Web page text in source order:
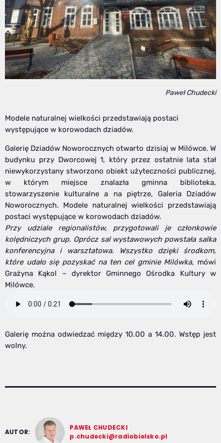
Paweł Chudecki
Modele naturalnej wielkości przedstawiają postaci
występujące w korowodach dziadów.
Galerię Dziadów Noworocznych otwarto dzisiaj w Milówce. W
budynku przy Dworcowej 1, który przez ostatnie lata stał
niewykorzystany stworzono obiekt użyteczności publicznej,
w którym miejsce znalazła gminna biblioteka,
stowarzyszenie kulturalne a na piętrze, Galeria Dziadów
Noworocznych. Modele naturalnej wielkości przedstawiają
postaci występujące w korowodach dziadów.
Przy udziale regionalistów, przygotowali je członkowie
kolędniczych grup. Oprócz sal wystawowych powstała salka
konferencyjna i warsztatowa. Wszystko dzięki środkom,
które udało się pozyskać na ten cel gminie Milówka, mówi
Grażyna Kąkol – dyrektor Gminnego Ośrodka Kultury w
Milówce.
Galerię można odwiedzać między 10.00 a 14.00. Wstęp jest
wolny.
AUTOR:
PAWEŁ CHUDECKI
p.chudecki@radiobielsko.pl